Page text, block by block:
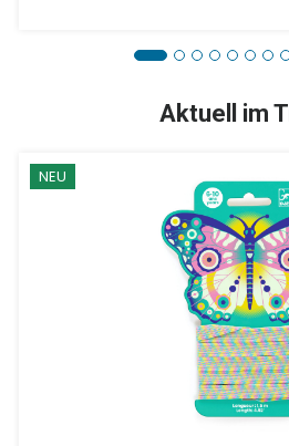
Jungle Panic - Beobachtung Und
Aktuell im
NEU